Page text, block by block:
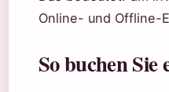
Online- und Offline-
So buchen